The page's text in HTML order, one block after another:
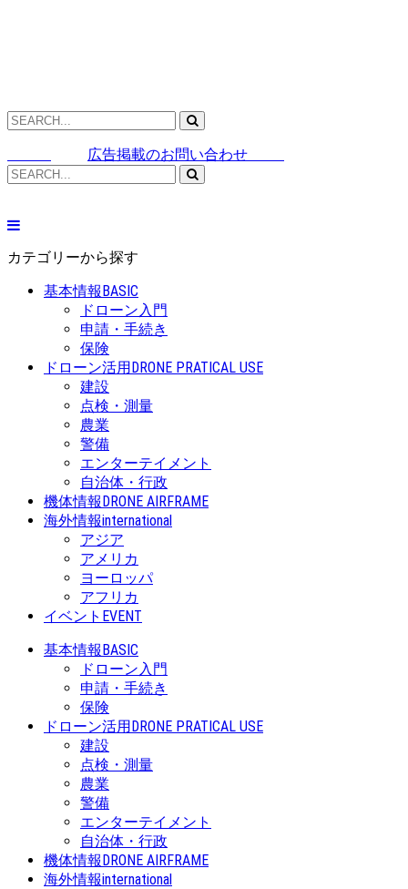
広告掲載のお問い合わせ
カテゴリーから探す
基本情報BASIC
ドローン入門
申請・手続き
保険
ドローン活用DRONE PRATICAL USE
建設
点検・測量
農業
警備
エンターテイメント
自治体・行政
機体情報DRONE AIRFRAME
海外情報international
アジア
アメリカ
ヨーロッパ
アフリカ
イベント EVENT
基本情報BASIC
ドローン入門
申請・手続き
保険
ドローン活用DRONE PRATICAL USE
建設
点検・測量
農業
警備
エンターテイメント
自治体・行政
機体情報DRONE AIRFRAME
海外情報international